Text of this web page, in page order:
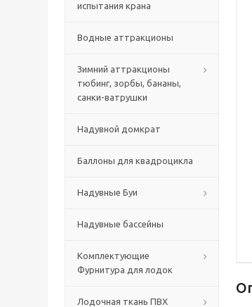
испытания крана
Водные аттракционы
Зимний аттракционы
тюбинг, зорбы, бананы,
санки-ватрушки
Надувной домкрат
Баллоны для квадроцикла
Надувные Буи
Надувные бассейны
Комплектующие
Фурнитура для лодок
Лодочная ткань ПВХ